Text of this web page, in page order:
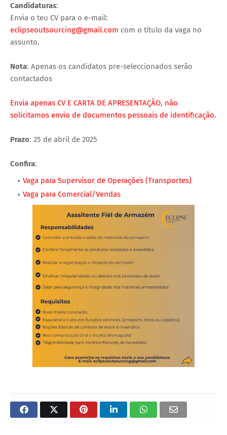
Candidaturas:
Envia o teu CV para o e-mail:
eclipseoutsourcing@gmail.com com o título da vaga no
assunto.
Nota: Apenas os candidatos pre-seleccionados serão
contactados
Envia apenas CV E CARTA DE APRESENTAÇÃO, não
solicitamos envio de documentos pessoais de identificação.
Prazo: 25 de abril de 2025
Confira:
Vaga para Supervisor de Operações (Transportes)
Vaga para Comercial/Vendas